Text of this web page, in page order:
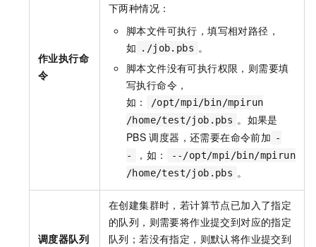
作业执行命
令
下两种情况：
脚本文件可执行，填写相对路径，
如
./job.pbs 。
脚本文件没有可执行权限，则需要填
写执行命令，
如：
/opt/mpi/bin/mpirun
/home/test/job.pbs 。如果是
PBS 调度器，还需要在命令前加 -
-
，如：
--/opt/mpi/bin/mpirun
/home/test/job.pbs 。
调度器队列
在创建集群时，若计算节点已加入了指定
的队列，则需要将作业提交到对应的指定
队列；若没有指定，则默认将作业提交到